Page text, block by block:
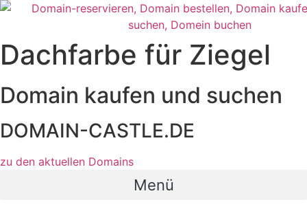
Zum
Dachfarbe für Ziegel
Domain kaufen und suchen
DOMAIN-CASTLE.DE
zu den aktuellen Domains​
Menü